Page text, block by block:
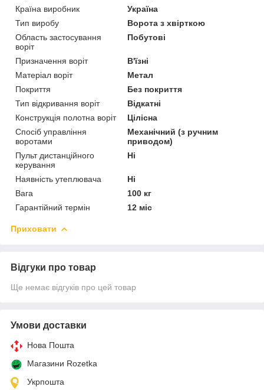
Країна виробник
Україна
Тип виробу
Ворота з хвірткою
Область застосування
воріт
Побутові
Призначення воріт
В'їзні
Матеріал воріт
Метал
Покриття
Без покриття
Тип відкривання воріт
Відкатні
Конструкція полотна воріт
Цілісна
Спосіб управління
воротами
Механічний (з ручним
приводом)
Пульт дистанційного
керування
Ні
Наявність утеплювача
Ні
Вага
100 кг
Гарантійний термін
12 міс
Приховати
Відгуки про товар
Ще немає відгуків про цей товар
Умови доставки
Нова Пошта
Магазини Rozetka
Укрпошта